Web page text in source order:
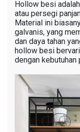
Hollow besi
atau persegi
Material ini
galvanis, yang
dan daya tahan
hollow besi
dengan